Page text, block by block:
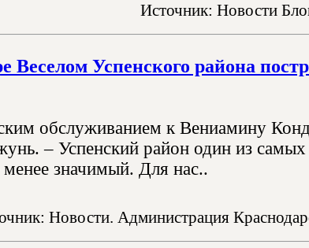
Источник: Новости
Веселом Успенского района
обслуживанием к Вениамину
– Успенский район один из
менее значимый. Для нас..
Новости. Администрация